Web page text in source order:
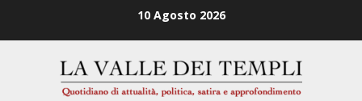
10 Agosto 2026